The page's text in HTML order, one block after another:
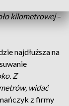
kilometrowej–
najdłuższa na
Z
widać
z firmy